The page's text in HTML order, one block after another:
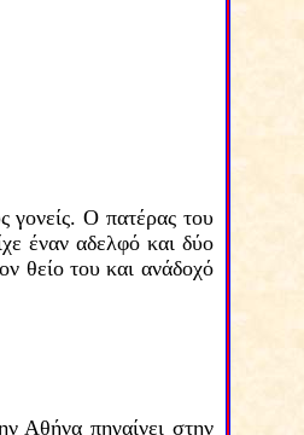
γονείς. Ο πατέρας του
έναν αδελφό και δύο
θείο του και ανάδοχό
Αθήνα πηγαίνει στην